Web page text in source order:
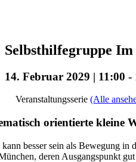
Selbsthilfegruppe
14. Februar 2029 | 11:00 -
Veranstaltungsserie (Alle
orientierte kleine
kann besser sein als Bewegung
deren Ausgangspunkt